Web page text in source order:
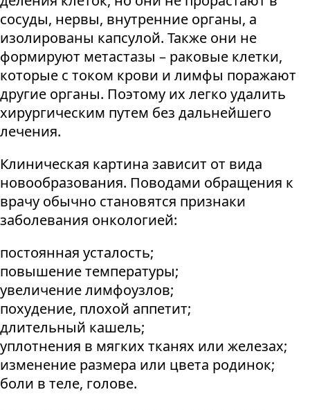
сосуды, нервы, внутренние органы, а
изолированы капсулой. Также они не
формируют метастазы – раковые клетки,
которые с током крови и лимфы поражают
другие органы. Поэтому их легко удалить
хирургическим путем без дальнейшего
лечения.
Клиническая картина зависит от вида
новообразования. Поводами обращения к
врачу обычно становятся признаки
заболевания онкологией:
постоянная усталость;
повышение температуры;
увеличение лимфоузлов;
похудение, плохой аппетит;
длительный кашель;
уплотнения в мягких тканях или железах;
изменение размера или цвета родинок;
боли в теле, голове.